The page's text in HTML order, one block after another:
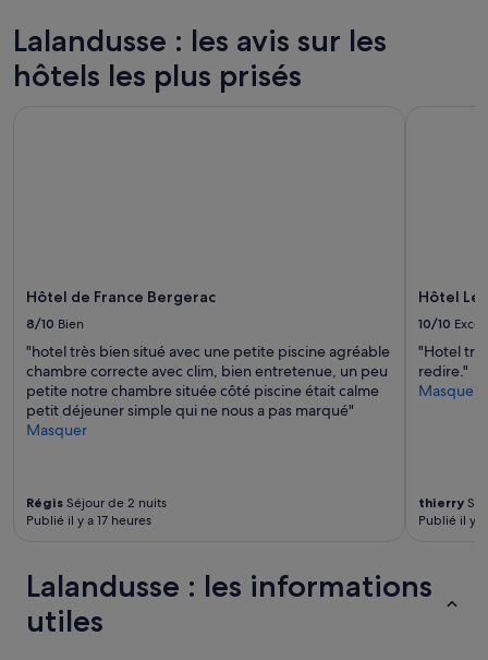
pour
2 adultes.
Les
prix
peuvent
s’appliquer.
Lalandusse : les avis sur les
hôtels les plus prisés
Hôtel de France Bergerac
8/10 Bien
"hotel très bien situé avec une petite piscine agréable
chambre correcte avec clim, bien entretenue, un peu
petite notre chambre située côté piscine était calme
petit déjeuner simple qui ne nous a pas marqué"
Masquer
Régis Séjour de 2 nuits
Publié il y a 17 heures
Hôtel Le
10/10
"Hotel
redire."
Masquer
thierry
Publié il y a
Lalandusse : les informations
utiles